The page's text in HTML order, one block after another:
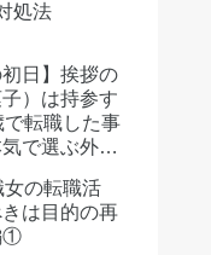
処法
初日】挨拶の
）は持参す
で転職した事
で選ぶ外さ
女の転職活
は目的の再
①